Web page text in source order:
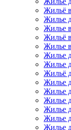
Жильё
Жилье
Жилье
Жильё
Жилье
Жилье
Жилье
Жильё
Жилье
Жилье
Жилье
Жилье
Жилье
Жилье